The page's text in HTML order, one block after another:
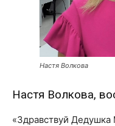
Настя Волкова
Настя Волкова,
«Здравствуй Дедушка